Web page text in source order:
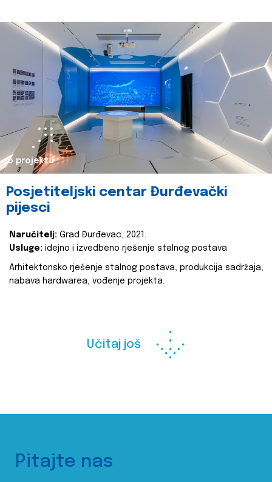
o projektu
Posjetiteljski centar Đurđevački
pijesci
Naručitelj: Grad Đurđevac, 2021.
Usluge: idejno i izvedbeno rješenje stalnog postava
Arhitektonsko rješenje stalnog postava, produkcija sadržaja,
nabava hardwarea, vođenje projekta.
Učitaj još
Pitajte nas